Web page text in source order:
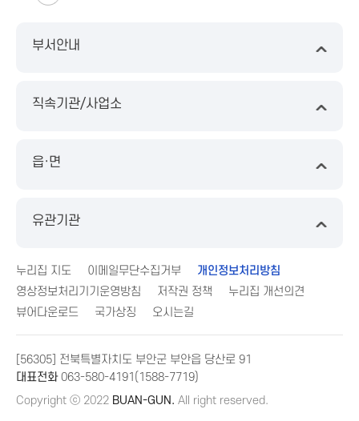
부서안내
직속기관/사업소
읍·면
유관기관
누리집 지도 이메일무단수집거부
개인정보처리방침
영상정보처리기기운영방침
저작권 정책
누리집 개선의견
뷰어다운로드
국가상징 오시는길
[56305] 전북특별자치도 부안군 부안읍 당산로 91
대표전화063-580-4191(1588-7719)
Copyright ⓒ 2022 BUAN-GUN. All right reserved.